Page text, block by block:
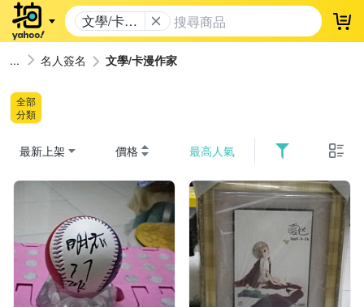
文學/卡漫
作家
登
名人簽名 文學/卡漫作家
全部
分類
最新上架 價格 最高人氣